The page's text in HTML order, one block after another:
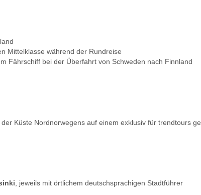
Mittelklasse während der Rundreise
Fährschiff bei der Überfahrt von Schweden nach Finnland
Küste Nordnorwegens auf einem exklusiv für trendtours
, jeweils mit örtlichem deutschsprachigen Stadtführer